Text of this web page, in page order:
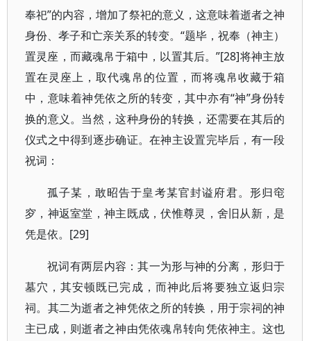
奉祀”的内容，增加了祭祀的意义，这意味着逝者之神
身份、孝子和亡亲关系的转变。“题毕，祝奉（神主）
置灵座，而藏魂帛于箱中，以置其后。”[28]将神主放
置在灵座上，取代魂帛的位置，而将魂帛收藏于箱
中，意味着神凭依之所的转变，其中亦有“神”身份转
换的意义。当然，这种身份的转换，还需要在其后的
仪式之中得到逐步确证。在神主设置完毕后，有一段
祝词：
孤子某，敢昭告于皇考某官封谥府君。形归窀
穸，神返室堂，神主既成，伏惟尊灵，舍旧从新，是
凭是依。[29]
祝词有两层内容：其一为形与神的分离，形归于
墓穴，其安顿既已完成，而神此后将要独立返归宗
祠。其二为逝者之神凭依之所的转换，用于宗祠的神
主已成，则逝者之神由凭依魂帛转向凭依神主。这也